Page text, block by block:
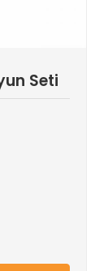
Seti